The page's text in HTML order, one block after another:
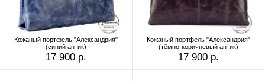
Кожаный портфель "Александрия"
(синий антик)
17 900 р.
Кожаный портфель "Александрия"
(тёмно-коричневый антик)
17 900 р.